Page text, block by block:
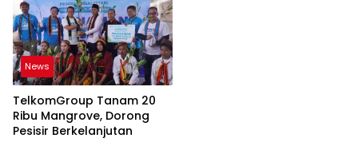
News
TelkomGroup Tanam 20
Ribu Mangrove, Dorong
Pesisir Berkelanjutan